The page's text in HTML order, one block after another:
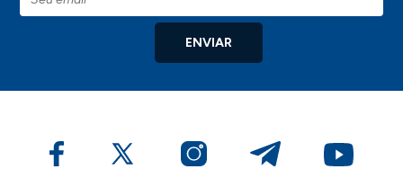
ENVIAR